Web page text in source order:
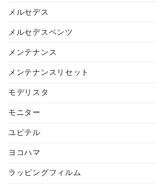
メルセデス
メルセデスベンツ
メンテナンス
メンテナンスリセット
モデリスタ
モニター
ユピテル
ヨコハマ
ラッピングフィルム